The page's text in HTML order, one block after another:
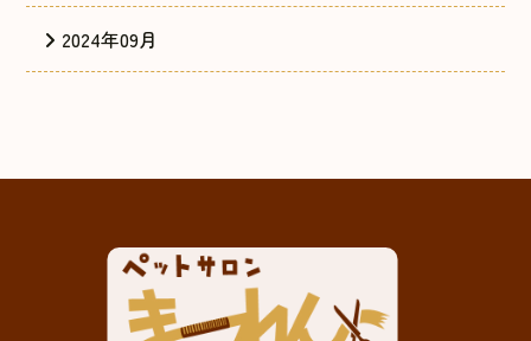
2024年09月